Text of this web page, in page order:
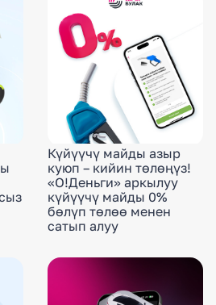
Күйүүчү майды азыр
куюп – кийин төлөңүз!
«О!Деньги» аркылуу
күйүүчү майды 0%
бөлүп төлөө менен
сатып алуу